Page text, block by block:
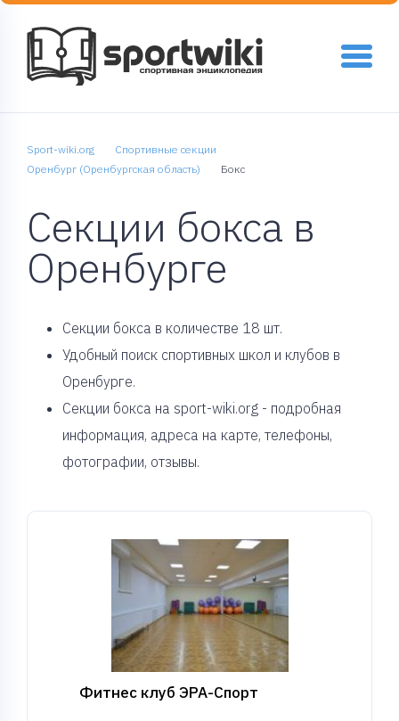
Sport-wiki.org
Спортивные секции
Оренбург (Оренбургская область)
Бокс
Секции бокса в
Оренбурге
Cекции бокса в количестве 18 шт.
Удобный поиск спортивных школ и клубов в
Оренбурге.
Секции бокса на sport-wiki.org - подробная
информация, адреса на карте, телефоны,
фотографии, отзывы.
Фитнес клуб ЭРА-Спорт